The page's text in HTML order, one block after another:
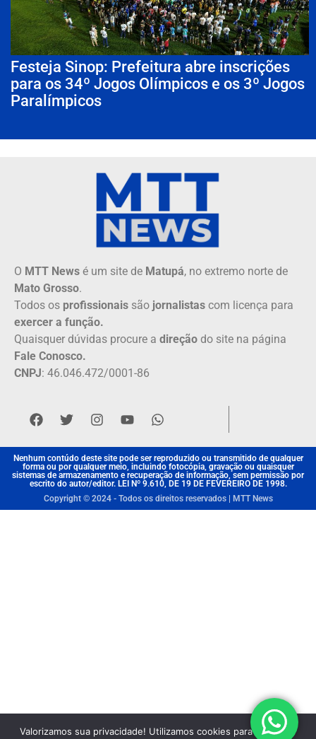
Festeja Sinop: Prefeitura abre inscrições
para os 34º Jogos Olímpicos e os 3º Jogos
Paralímpicos
O MTT News é um site de Matupá, no extremo norte de
Mato Grosso.
Todos os profissionais são jornalistas com licença para
exercer a função.
Quaisquer dúvidas procure a direção do site na página
Fale Conosco.
CNPJ: 46.046.472/0001-86
Nenhum contúdo deste site pode ser reproduzido ou transmitido de qualquer
forma ou por qualquer meio, incluindo fotocópia, gravação ou quaisquer
sistemas de armazenamento e recuperação de informação, sem permissão por
escrito do autor/editor. LEI Nº 9.610, DE 19 DE FEVEREIRO DE 1998.
Copyright © 2024 - Todos os direitos reservados | MTT News
Valorizamos sua privacidade! Utilizamos cookies para aprimorar